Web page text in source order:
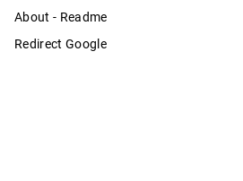
About - Readme
Redirect Google